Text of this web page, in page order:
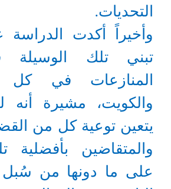
التحديات.
وأخيراً أكدت الدراسة
تبني تلك
المنازعات في
والكويت، مشيرة أنه
يتعين توعية كل من
والمتقاضين بأفضلية
على ما دونها من